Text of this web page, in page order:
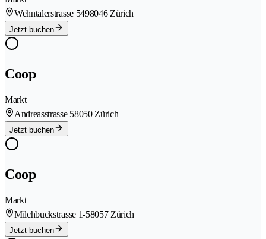
Wehntalerstrasse 5498046 Zürich
Jetzt buchen
Coop
Markt
Andreasstrasse 58050 Zürich
Jetzt buchen
Coop
Markt
Milchbuckstrasse 1-58057 Zürich
Jetzt buchen